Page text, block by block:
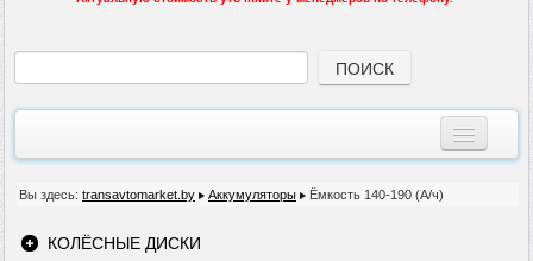
Вы здесь: transavtomarket.by Аккумуляторы Ёмкость 140-190 (А/ч)
КОЛЁСНЫЕ ДИСКИ